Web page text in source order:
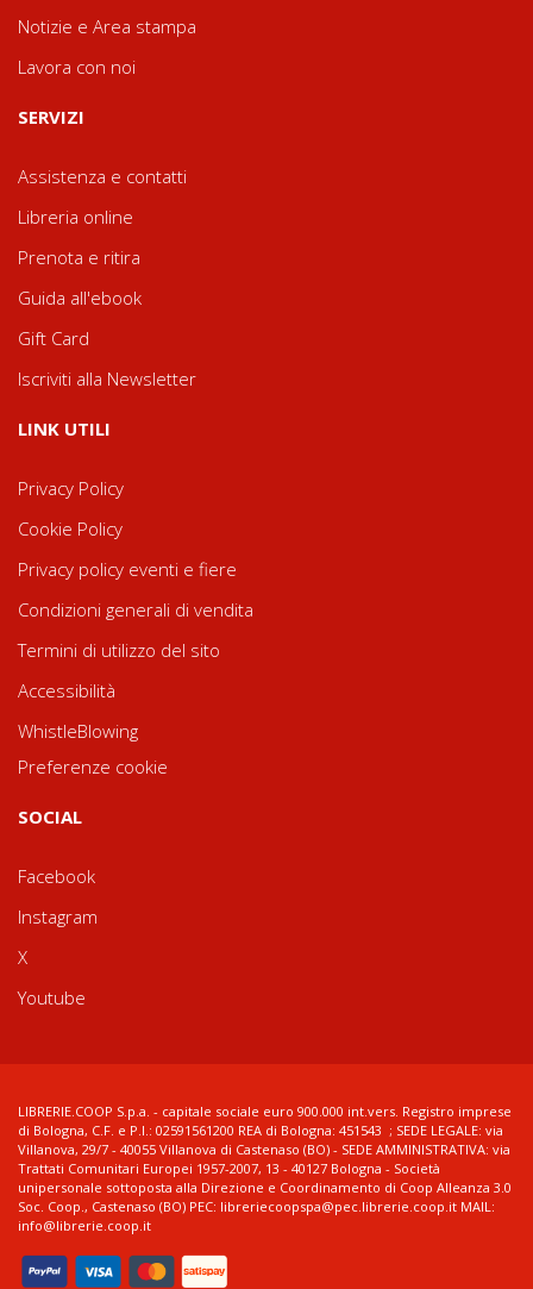
Notizie e Area stampa
Lavora con noi
SERVIZI
Assistenza e contatti
Libreria online
Prenota e ritira
Guida all'ebook
Gift Card
Iscriviti alla Newsletter
LINK UTILI
Privacy Policy
Cookie Policy
Privacy policy eventi e fiere
Condizioni generali di vendita
Termini di utilizzo del sito
Accessibilità
WhistleBlowing
Preferenze cookie
SOCIAL
Facebook
Instagram
X
Youtube
LIBRERIE.COOP S.p.a. - capitale sociale euro 900.000 int.vers. Registro imprese
di Bologna, C.F. e P.I.: 02591561200 REA di Bologna: 451543 ; SEDE LEGALE: via
Villanova, 29/7 - 40055 Villanova di Castenaso (BO) - SEDE AMMINISTRATIVA: via
Trattati Comunitari Europei 1957-2007, 13 - 40127 Bologna - Società
unipersonale sottoposta alla Direzione e Coordinamento di Coop Alleanza 3.0
Soc. Coop., Castenaso (BO) PEC: libreriecoopspa@pec.librerie.coop.it MAIL:
info@librerie.coop.it